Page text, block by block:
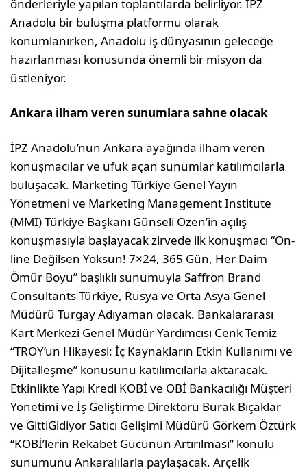
önderleriyle yapılan toplantılarda belirliyor. İPZ
Anadolu bir buluşma platformu olarak
konumlanırken, Anadolu iş dünyasının geleceğe
hazırlanması konusunda önemli bir misyon da
üstleniyor.
Ankara ilham veren sunumlara sahne olacak
İPZ Anadolu’nun Ankara ayağında ilham veren
konuşmacılar ve ufuk açan sunumlar katılımcılarla
buluşacak. Marketing Türkiye Genel Yayın
Yönetmeni ve Marketing Management Institute
(MMI) Türkiye Başkanı Günseli Özen’in açılış
konuşmasıyla başlayacak zirvede ilk konuşmacı “On-
line Değilsen Yoksun! 7×24, 365 Gün, Her Daim
Ömür Boyu” başlıklı sunumuyla Saffron Brand
Consultants Türkiye, Rusya ve Orta Asya Genel
Müdürü Turgay Adıyaman olacak. Bankalararası
Kart Merkezi Genel Müdür Yardımcısı Cenk Temiz
“TROY’un Hikayesi: İç Kaynakların Etkin Kullanımı ve
Dijitalleşme” konusunu katılımcılarla aktaracak.
Etkinlikte Yapı Kredi KOBİ ve OBİ Bankacılığı Müşteri
Yönetimi ve İş Geliştirme Direktörü Burak Bıçaklar
ve GittiGidiyor Satıcı Gelişimi Müdürü Görkem Öztürk
“KOBİ’lerin Rekabet Gücünün Artırılması” konulu
sunumunu Ankaralılarla paylaşacak. Arçelik